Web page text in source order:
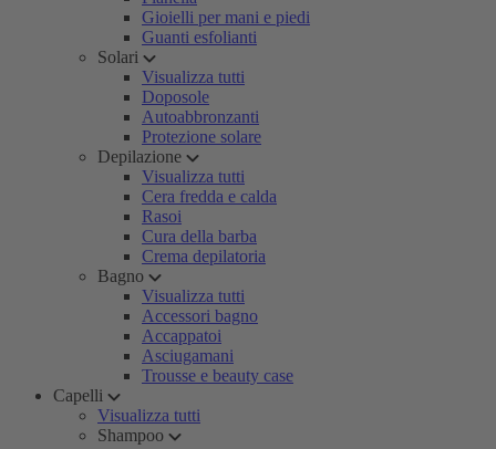
Gioielli per mani e piedi
Guanti esfolianti
Solari
Visualizza tutti
Doposole
Autoabbronzanti
Protezione solare
Depilazione
Visualizza tutti
Cera fredda e calda
Rasoi
Cura della barba
Crema depilatoria
Bagno
Visualizza tutti
Accessori bagno
Accappatoi
Asciugamani
Trousse e beauty case
Capelli
Visualizza tutti
Shampoo